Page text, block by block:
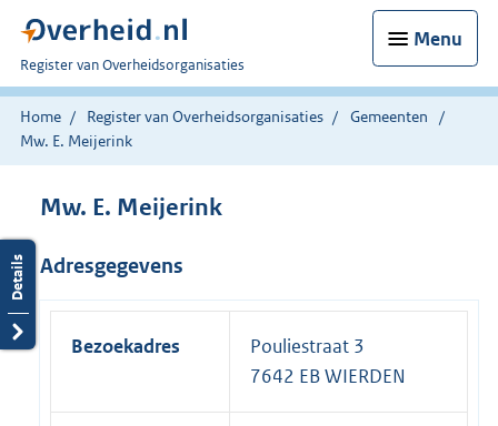
Menu
U
bent
nu
hier:
Register van Overheidsorganisaties
Home Register van Overheidsorganisaties
Gemeenten
Mw. E. Meijerink
Mw. E. Meijerink
Adresgegevens
Bezoekadres
Pouliestraat 3
7642 EB WIERDEN